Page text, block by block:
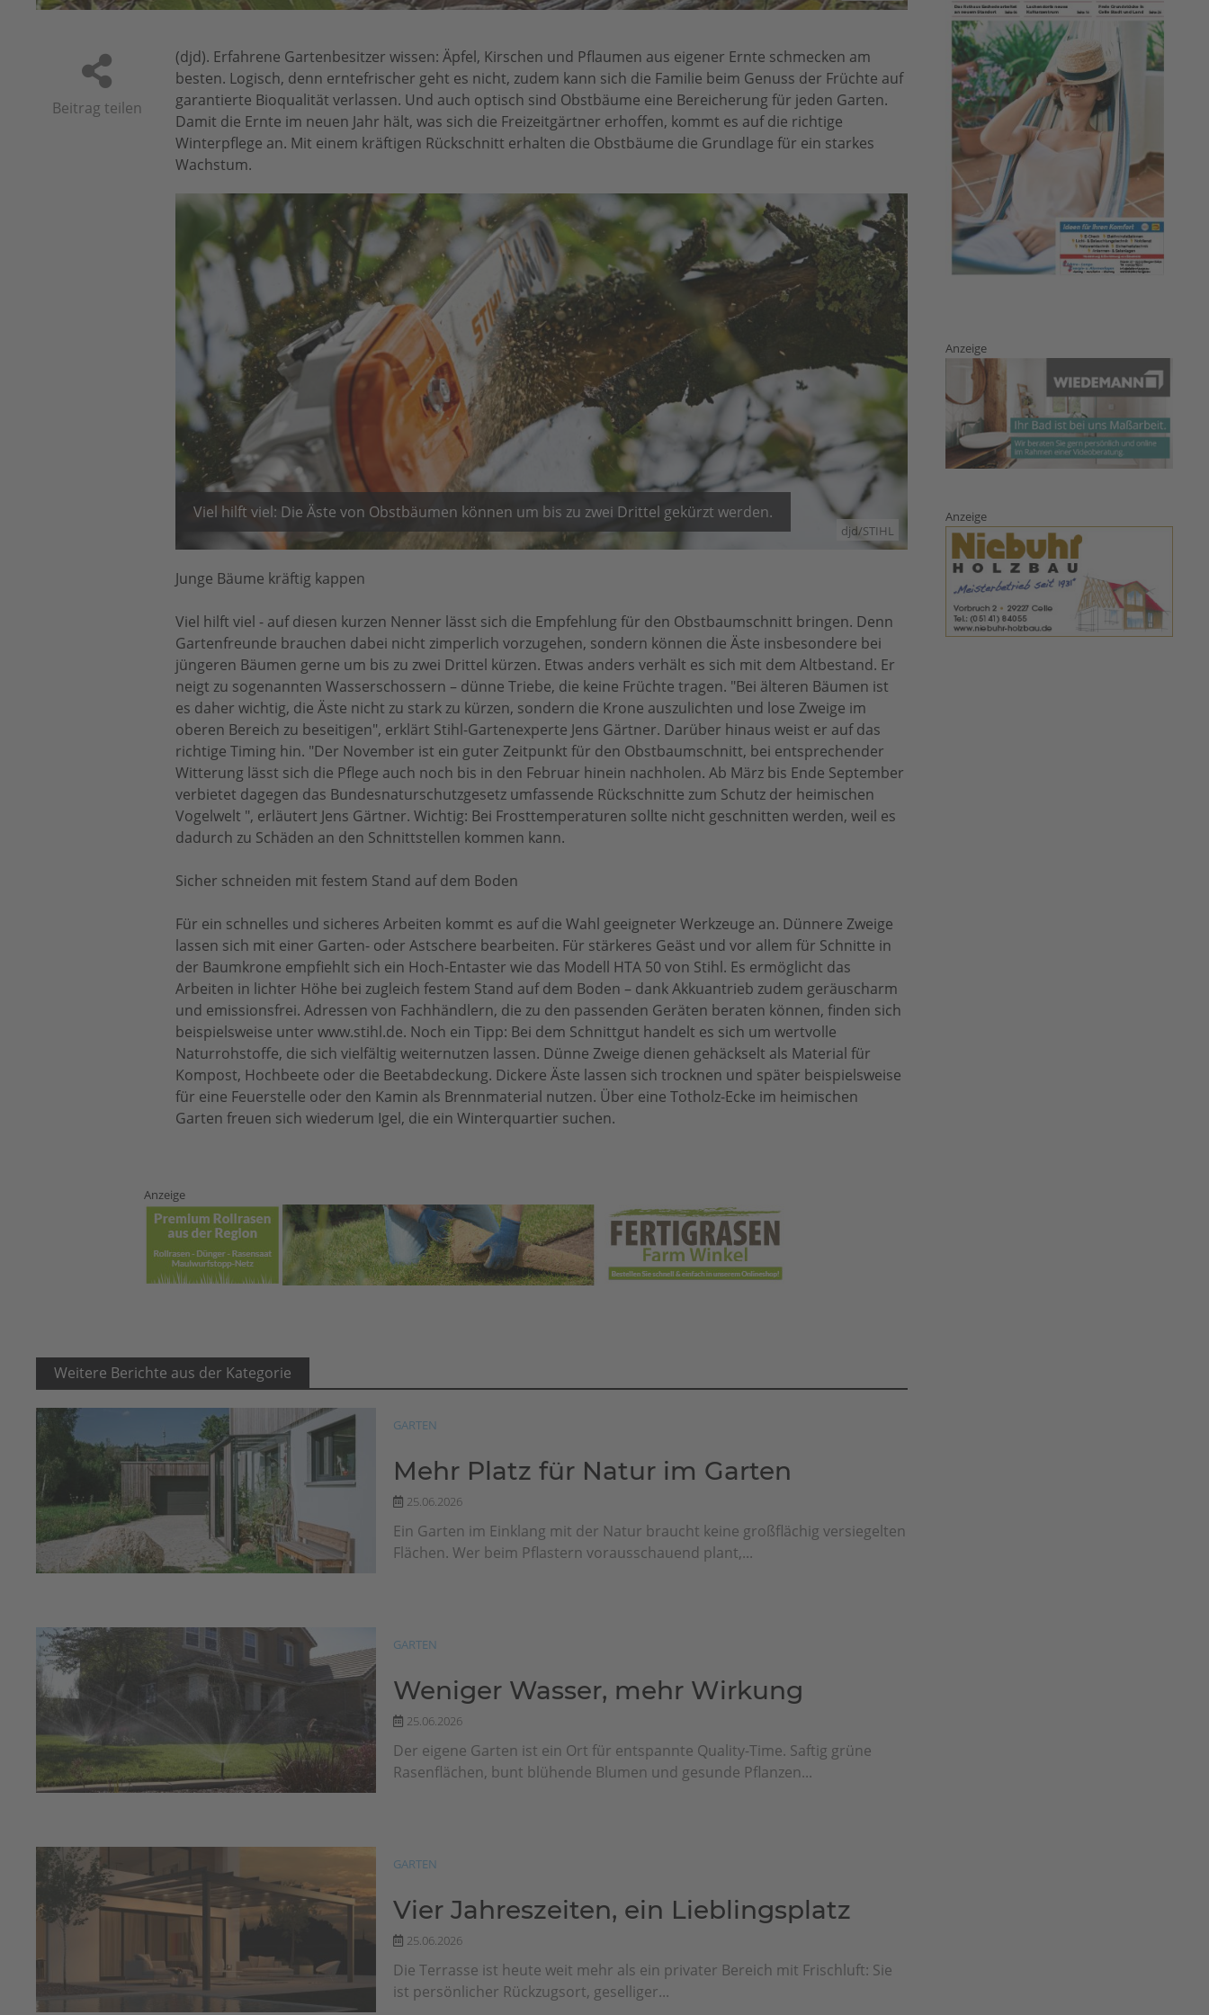
Beitrag teilen
(djd). Erfahrene Gartenbesitzer wissen: Äpfel, Kirschen und Pflaumen aus eigener Ernte schmecken am
besten. Logisch, denn erntefrischer geht es nicht, zudem kann sich die Familie beim Genuss der Früchte auf
garantierte Bioqualität verlassen. Und auch optisch sind Obstbäume eine Bereicherung für jeden Garten.
Damit die Ernte im neuen Jahr hält, was sich die Freizeitgärtner erhoffen, kommt es auf die richtige
Winterpflege an. Mit einem kräftigen Rückschnitt erhalten die Obstbäume die Grundlage für ein starkes
Wachstum.
djd/STIHL
Viel hilft viel: Die Äste von Obstbäumen können um bis zu zwei Drittel gekürzt werden.
Junge Bäume kräftig kappen
Viel hilft viel - auf diesen kurzen Nenner lässt sich die Empfehlung für den Obstbaumschnitt bringen. Denn
Gartenfreunde brauchen dabei nicht zimperlich vorzugehen, sondern können die Äste insbesondere bei
jüngeren Bäumen gerne um bis zu zwei Drittel kürzen. Etwas anders verhält es sich mit dem Altbestand. Er
neigt zu sogenannten Wasserschossern – dünne Triebe, die keine Früchte tragen. "Bei älteren Bäumen ist
es daher wichtig, die Äste nicht zu stark zu kürzen, sondern die Krone auszulichten und lose Zweige im
oberen Bereich zu beseitigen", erklärt Stihl-Gartenexperte Jens Gärtner. Darüber hinaus weist er auf das
richtige Timing hin. "Der November ist ein guter Zeitpunkt für den Obstbaumschnitt, bei entsprechender
Witterung lässt sich die Pflege auch noch bis in den Februar hinein nachholen. Ab März bis Ende September
verbietet dagegen das Bundesnaturschutzgesetz umfassende Rückschnitte zum Schutz der heimischen
Vogelwelt ", erläutert Jens Gärtner. Wichtig: Bei Frosttemperaturen sollte nicht geschnitten werden, weil es
dadurch zu Schäden an den Schnittstellen kommen kann.
Sicher schneiden mit festem Stand auf dem Boden
Für ein schnelles und sicheres Arbeiten kommt es auf die Wahl geeigneter Werkzeuge an. Dünnere Zweige
lassen sich mit einer Garten- oder Astschere bearbeiten. Für stärkeres Geäst und vor allem für Schnitte in
der Baumkrone empfiehlt sich ein Hoch-Entaster wie das Modell HTA 50 von Stihl. Es ermöglicht das
Arbeiten in lichter Höhe bei zugleich festem Stand auf dem Boden – dank Akkuantrieb zudem geräuscharm
und emissionsfrei. Adressen von Fachhändlern, die zu den passenden Geräten beraten können, finden sich
beispielsweise unter www.stihl.de. Noch ein Tipp: Bei dem Schnittgut handelt es sich um wertvolle
Naturrohstoffe, die sich vielfältig weiternutzen lassen. Dünne Zweige dienen gehäckselt als Material für
Kompost, Hochbeete oder die Beetabdeckung. Dickere Äste lassen sich trocknen und später beispielsweise
für eine Feuerstelle oder den Kamin als Brennmaterial nutzen. Über eine Totholz-Ecke im heimischen
Garten freuen sich wiederum Igel, die ein Winterquartier suchen.
Anzeige
Weitere Berichte aus der Kategorie
GARTEN
Mehr Platz für Natur im Garten
25.06.2026
Ein Garten im Einklang mit der Natur braucht keine großflächig versiegelten
Flächen. Wer beim Pflastern vorausschauend plant,...
GARTEN
Weniger Wasser, mehr Wirkung
25.06.2026
Der eigene Garten ist ein Ort für entspannte Quality-Time. Saftig grüne
Rasenflächen, bunt blühende Blumen und gesunde Pflanzen...
GARTEN
Vier Jahreszeiten, ein Lieblingsplatz
25.06.2026
Die Terrasse ist heute weit mehr als ein privater Bereich mit Frischluft: Sie
ist persönlicher Rückzugsort, geselliger...
Anzeige
Anzeige